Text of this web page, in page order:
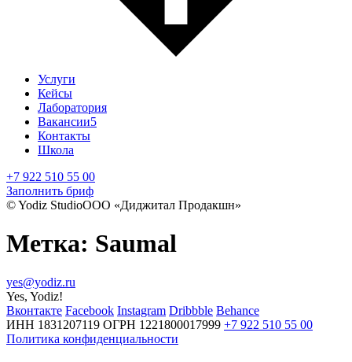
Услуги
Кейсы
Лаборатория
Вакансии5
Контакты
Школа
+7 922 510 55 00
Заполнить бриф
© Yodiz StudioООО «Диджитал Продакшн»
Метка: Saumal
yes@yodiz.ru
Yes, Yodiz!
Вконтакте Facebook Instagram Dribbble Behance
ИНН 1831207119 ОГРН 1221800017999 +7 922 510 55 00
Политика конфиденциальности